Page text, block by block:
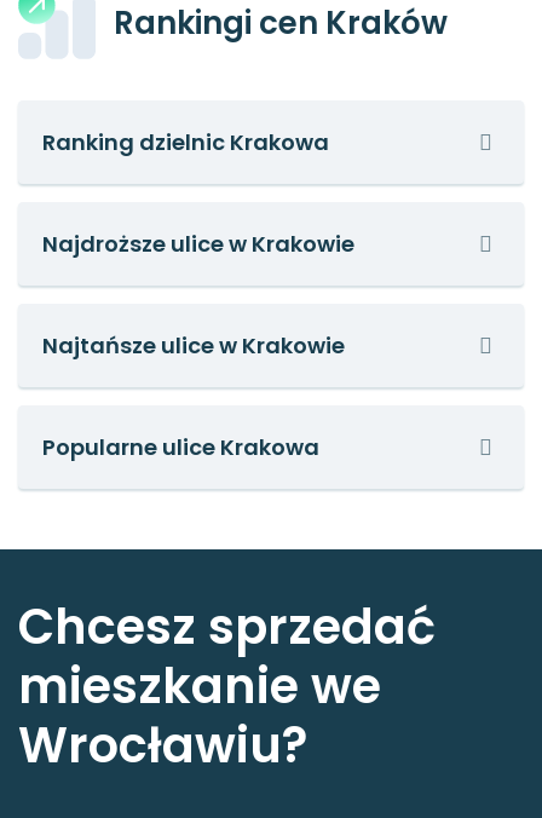
Rankingi cen Kraków
Ranking dzielnic Krakowa
Najdroższe ulice w Krakowie
Najtańsze ulice w Krakowie
Popularne ulice Krakowa
Chcesz sprzedać
mieszkanie we
Wrocławiu?